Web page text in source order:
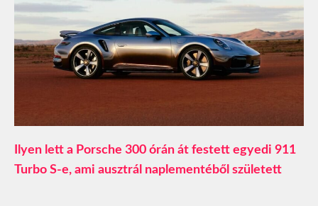
Ilyen lett a Porsche 300 órán át festett egyedi 911
Turbo S-e, ami ausztrál naplementéből született